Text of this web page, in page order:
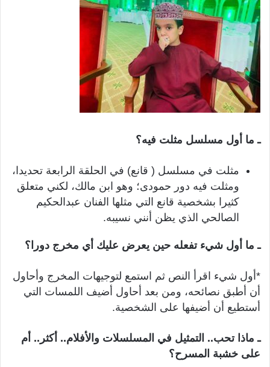
ـ ما أول مسلسل مثلت فيه؟
مثلت في مسلسل ( قانع) في الحلقة الرابعة تحديدا،
ومثلت فيه دور حمودى؛ وهو ابن مالك، لكني متعلق
كثيرا بشخصية قانع التي مثلها الفنان عبدالحكيم
الصالحي الذي يظن أنني نسيبه.
ـ ما أول شيء تفعله حين يعرض عليك أي مخرج دورا؟
*أول شيء اقرأ النص ثم استمع لتوجيهات المخرج وأحاول
أن أطبق نصائحه، ومن بعد أحاول أضيف اللمسات التي
أستطيع أن أضيفها على الشخصية.
ـ ماذا تحب.. التمثيل في المسلسلات والأفلام.. أكثر.. أم
على خشبة المسرح؟